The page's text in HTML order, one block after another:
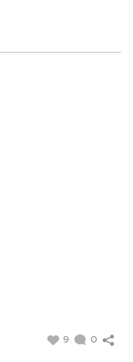
заваленому
9 0